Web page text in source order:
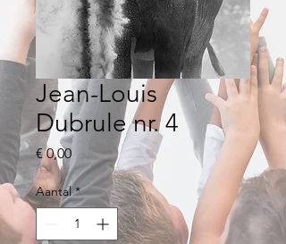
Jean-Louis
Dubrule nr. 4
€ 0,00Prijs
Aantal *